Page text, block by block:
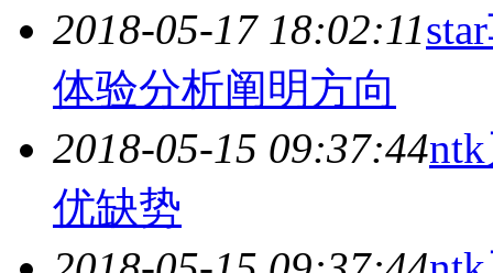
2018-05-17 18:02:11
体验分析阐明方向
2018-05-15 09:37:44
优缺势